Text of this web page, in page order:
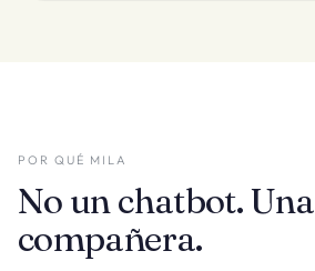
POR QUÉ MILA
No un chatbot. Una
compañera.